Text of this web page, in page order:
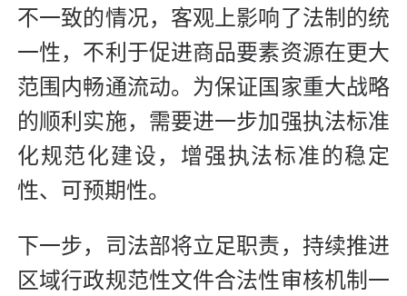
不一致的情况，客观上影响了法制的统
一性，不利于促进商品要素资源在更大
范围内畅通流动。为保证国家重大战略
的顺利实施，需要进一步加强执法标准
化规范化建设，增强执法标准的稳定
性、可预期性。
下一步，司法部将立足职责，持续推进
区域行政规范性文件合法性审核机制一